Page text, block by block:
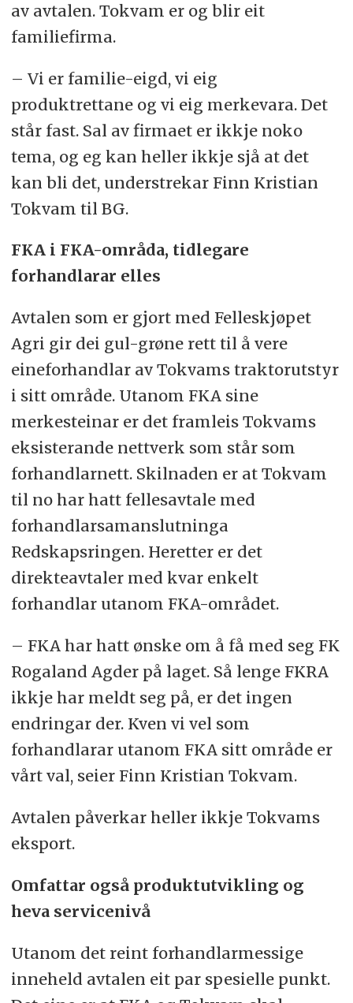
av avtalen. Tokvam er og blir eit
familiefirma.
– Vi er familie-eigd, vi eig
produktrettane og vi eig merkevara. Det
står fast. Sal av firmaet er ikkje noko
tema, og eg kan heller ikkje sjå at det
kan bli det, understrekar Finn Kristian
Tokvam til BG.
FKA i FKA-områda, tidlegare
forhandlarar elles
Avtalen som er gjort med Felleskjøpet
Agri gir dei gul-grøne rett til å vere
eineforhandlar av Tokvams traktorutstyr
i sitt område. Utanom FKA sine
merkesteinar er det framleis Tokvams
eksisterande nettverk som står som
forhandlarnett. Skilnaden er at Tokvam
til no har hatt fellesavtale med
forhandlarsamanslutninga
Redskapsringen. Heretter er det
direkteavtaler med kvar enkelt
forhandlar utanom FKA-området.
– FKA har hatt ønske om å få med seg FK
Rogaland Agder på laget. Så lenge FKRA
ikkje har meldt seg på, er det ingen
endringar der. Kven vi vel som
forhandlarar utanom FKA sitt område er
vårt val, seier Finn Kristian Tokvam.
Avtalen påverkar heller ikkje Tokvams
eksport.
Omfattar også produktutvikling og
heva servicenivå
Utanom det reint forhandlarmessige
inneheld avtalen eit par spesielle punkt.